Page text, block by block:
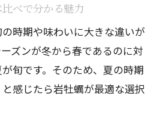
べで分かる魅力
時期や味わいに大きな違いが
ズンが冬から春であるのに対
旬です。そのため、夏の時期
感じたら岩牡蠣が最適な選択